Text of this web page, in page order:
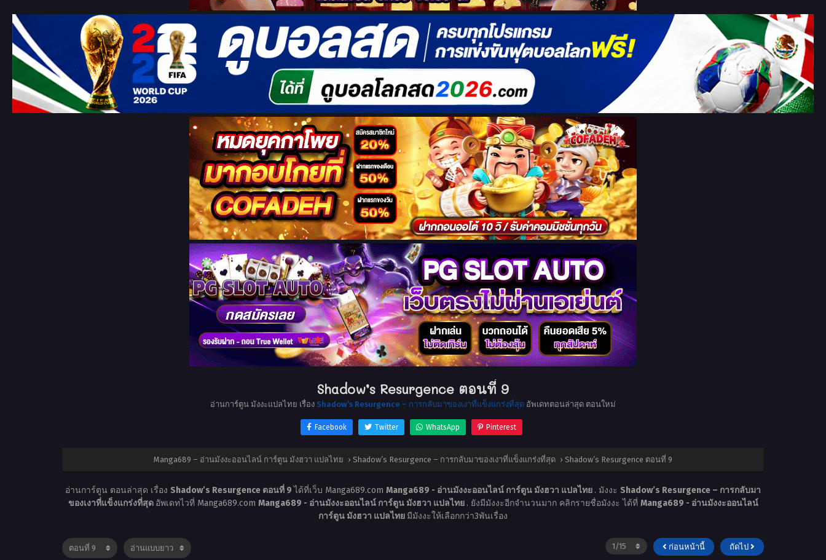
Shadow’s Resurgence ตอนที่ 9
อ่านการ์ตูน มังงะแปลไทย เรื่อง Shadow’s Resurgence – การกลับมาของเงาที่แข็งแกร่งที่สุด อัพเดทตอนล่าสุด ตอนใหม่
Facebook Twitter WhatsApp Pinterest
Manga689 – อ่านมังงะออนไลน์ การ์ตูน มังฮวา แปลไทย › Shadow’s Resurgence – การกลับมาของเงาที่แข็งแกร่งที่สุด › Shadow’s Resurgence ตอนที่ 9
อ่านการ์ตูน ตอนล่าสุด เรื่อง Shadow’s Resurgence ตอนที่ 9ได้ที่เว็บ Manga689.com Manga689 - อ่านมังงะออนไลน์ การ์ตูน มังฮวา แปลไทย . มังงะ Shadow’s Resurgence – การกลับมา
ของเงาที่แข็งแกร่งที่สุด อัพเดทไวที่ Manga689.com Manga689 - อ่านมังงะออนไลน์ การ์ตูน มังฮวา แปลไทย . ยังมีมังงะอีกจำนวนมาก คลิกรายชื่อมังงะ ได้ที่ Manga689 - อ่านมังงะออนไลน์
การ์ตูน มังฮวา แปลไทย มีมังงะให้เลือกกว่า3พันเรื่อง
ก่อนหน้านี้ ถัดไป